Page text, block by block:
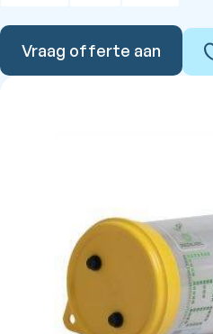
Vraag offerte aan